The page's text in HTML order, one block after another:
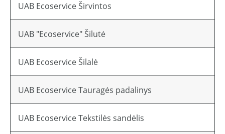
UAB Ecoservice Širvintos
UAB "Ecoservice" Šilutė
UAB Ecoservice Šilalė
UAB Ecoservice Tauragės padalinys
UAB Ecoservice Tekstilės sandėlis